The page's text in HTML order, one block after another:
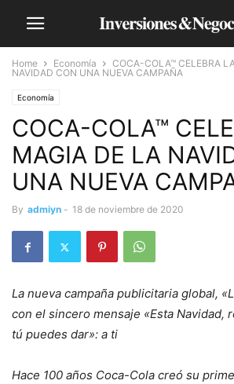
Home Economía
COCA-COLA™ CELEBRA
NAVIDAD CON UNA NUEVA CAMPAÑA
Economía
COCA-COLA™
MAGIA DE LA
UNA NUEVA
By admiyn - 18 de noviembre de 2020
La nueva campaña publicitaria global,
con el sincero mensaje «Esta Navidad,
tú puedes dar»: a ti
Hace 100 años Coca-Cola creó su